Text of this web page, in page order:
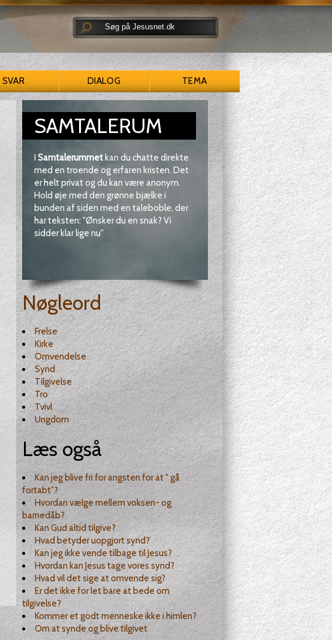
SVAR DIALOG TEMA
SAMTALERUM
I Samtalerummetkan du chatte direkte
med en troende og erfaren kristen. Det
er helt privat og du kan være anonym.
Hold øje med den grønne bjælke i
bunden af siden med en taleboble, der
har teksten: "Ønsker du en snak? Vi
sidder klar lige nu"
Nøgleord
Frelse
Kirke
Omvendelse
Synd
Tilgivelse
Tro
Tvivl
Ungdom
Læs også
Kan jeg blive fri for angsten for at " gå
fortabt"?
Hvordan vælge mellem voksen- og
barnedåb?
Kan Gud altid tilgive?
Hvad betyder uopgjort synd?
Kan jeg ikke vende tilbage til Jesus?
Hvordan kan Jesus tage vores synd?
Hvad vil det sige at omvende sig?
Er det ikke for let bare at bede om
tilgivelse?
Kommer et godt menneske ikke i himlen?
Om at synde og blive tilgivet